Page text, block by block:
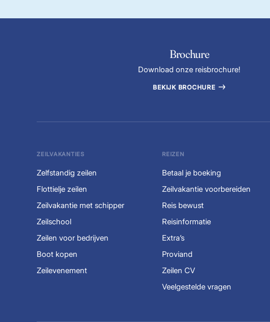
Brochure
Download onze reisbrochure!
BEKIJK BROCHURE
ZEILVAKANTIES
Zelfstandig zeilen
Flottielje zeilen
Zeilvakantie met schipper
Zeilschool
Zeilen voor bedrijven
Boot kopen
Zeilevenement
REIZEN
Betaal je boeking
Zeilvakantie voorbereiden
Reis bewust
Reisinformatie
Extra’s
Proviand
Zeilen CV
Veelgestelde vragen